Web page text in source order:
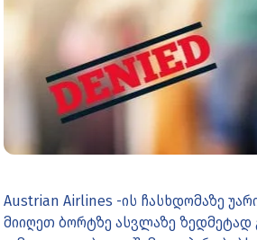
Austrian Airlines -ის ჩასხდომაზე
მიიღეთ ბორტზე ასვლაზე ზედმეტად